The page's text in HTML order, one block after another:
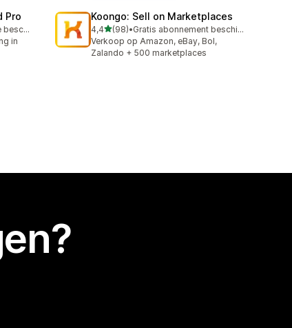
Pro
Gratis proefperiode beschikbaar
in
Koongo: Sell on Marketplaces
4,4van 5 sterren
(98)
98 recensies in totaal
•
Gratis abonnement beschikbaar
Verkoop op Amazon, eBay, Bol,
Zalando + 500 marketplaces